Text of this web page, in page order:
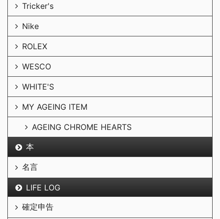
Tricker's
Nike
ROLEX
WESCO
WHITE'S
MY AGEING ITEM
AGEING CHROME HEARTS
本
名言
LIFE LOG
確定申告